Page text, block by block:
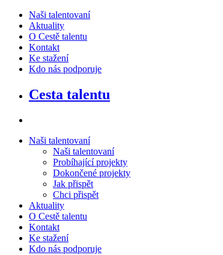
Naši talentovaní
Aktuality
O Cestě talentu
Kontakt
Ke stažení
Kdo nás podporuje
Cesta talentu
Naši talentovaní
Naši talentovaní
Probíhající projekty
Dokončené projekty
Jak přispět
Chci přispět
Aktuality
O Cestě talentu
Kontakt
Ke stažení
Kdo nás podporuje